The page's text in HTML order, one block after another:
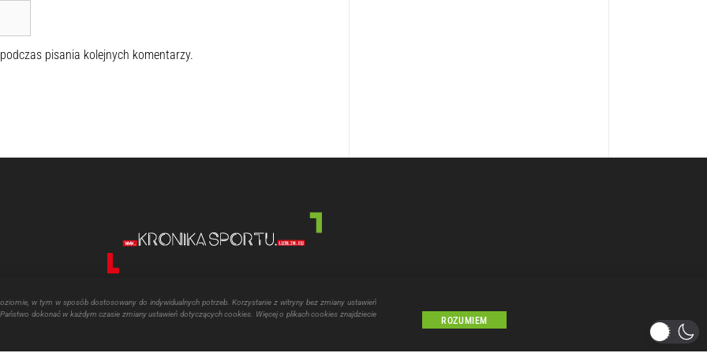
pisania kolejnych komentarzy.
w tym w sposób dostosowany do indywidualnych potrzeb. Korzystanie z witryny bez zmiany ustawień
dokonać w każdym czasie zmiany ustawień dotyczących cookies. Więcej o plikach cookies znajdziecie
ROZUMIEM